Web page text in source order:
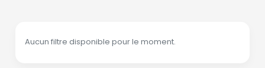
Aucun filtre disponible pour le moment.